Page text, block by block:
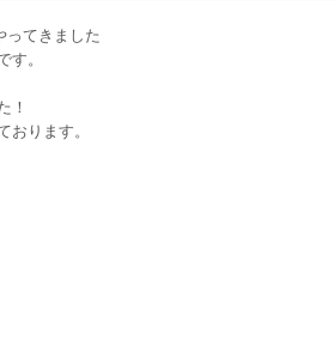
ってきました
す。
！
おります。